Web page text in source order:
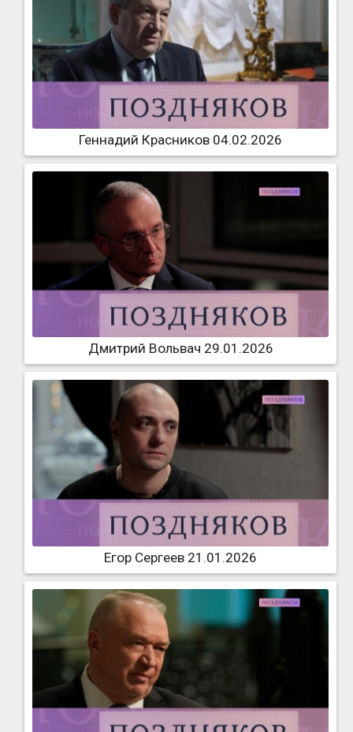
Геннадий Красников 04.02.2026
Дмитрий Вольвач 29.01.2026
Егор Сергеев 21.01.2026